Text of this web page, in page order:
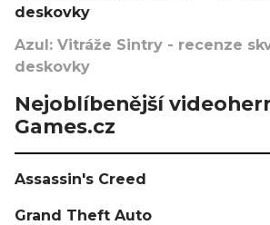
deskovky
Azul: Vitráže Sintry - recenze
deskovky
Nejoblíbenější
Games.cz
Assassin's Creed
Grand Theft Auto